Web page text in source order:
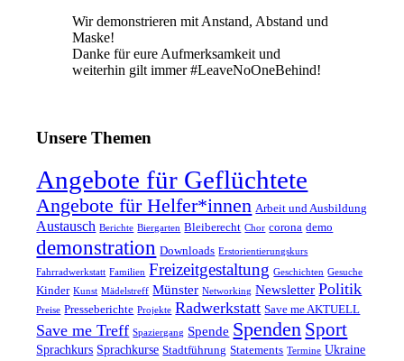
Wir demonstrieren mit Anstand, Abstand und
Maske!
Danke für eure Aufmerksamkeit und
weiterhin gilt immer #LeaveNoOneBehind!
Unsere Themen
Angebote für Geflüchtete
Angebote für Helfer*innen Arbeit und Ausbildung
Austausch Berichte Biergarten Bleiberecht Chor corona demo
demonstration Downloads Erstorientierungskurs
Fahrradwerkstatt Familien Freizeitgestaltung Geschichten Gesuche
Kinder Kunst Mädelstreff Münster Networking Newsletter Politik
Preise Presseberichte Projekte Radwerkstatt Save me AKTUELL
Save me Treff Spaziergang Spende Spenden Sport
Sprachkurs Sprachkurse Stadtführung Statements Termine Ukraine